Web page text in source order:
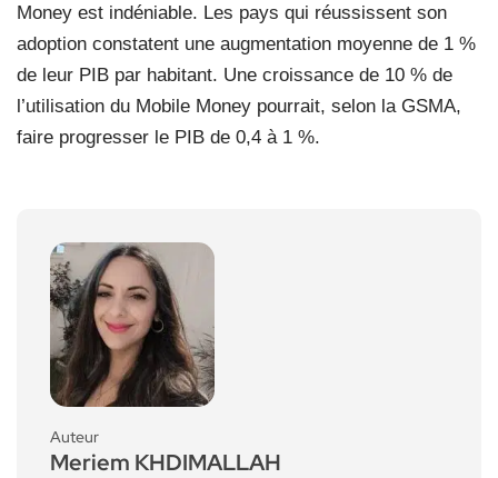
Money est indéniable. Les pays qui réussissent son
adoption constatent une augmentation moyenne de 1 %
de leur PIB par habitant. Une croissance de 10 % de
l’utilisation du Mobile Money pourrait, selon la GSMA,
faire progresser le PIB de 0,4 à 1 %.
Auteur
Meriem KHDIMALLAH